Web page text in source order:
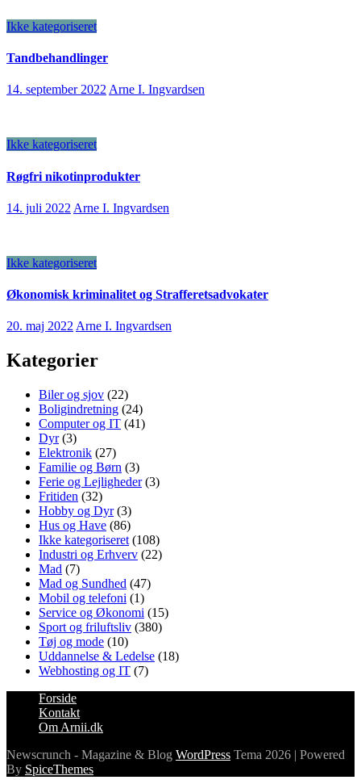
Ikke kategoriseret
Tandbehandlinger
14. september 2022 Arne I. Ingvardsen
Ikke kategoriseret
Røgfri nikotinprodukter
14. juli 2022 Arne I. Ingvardsen
Ikke kategoriseret
Økonomisk kriminalitet og Strafferetsadvokater
20. maj 2022 Arne I. Ingvardsen
Kategorier
Biler og sjov (22)
Boligindretning (24)
Computer og IT (41)
Dyr(3)
Elektronik (27)
Familie og Børn (3)
Ferie og Lejligheder(3)
Fritiden (32)
Hobby og Dyr(3)
Hus og Have (86)
Ikke kategoriseret (108)
Industri og Erhverv (22)
Mad (7)
Mad og Sundhed (47)
Mobil og telefoni (1)
Service og Økonomi (15)
Sport og friluftsliv (380)
Tøj og mode (10)
Uddannelse & Ledelse (18)
Webhosting og IT (7)
Forside
Kontakt
Om Arnii.dk
Newscrunch - Magazine & Blog WordPress Tema 2026 | Powered
By SpiceThemes